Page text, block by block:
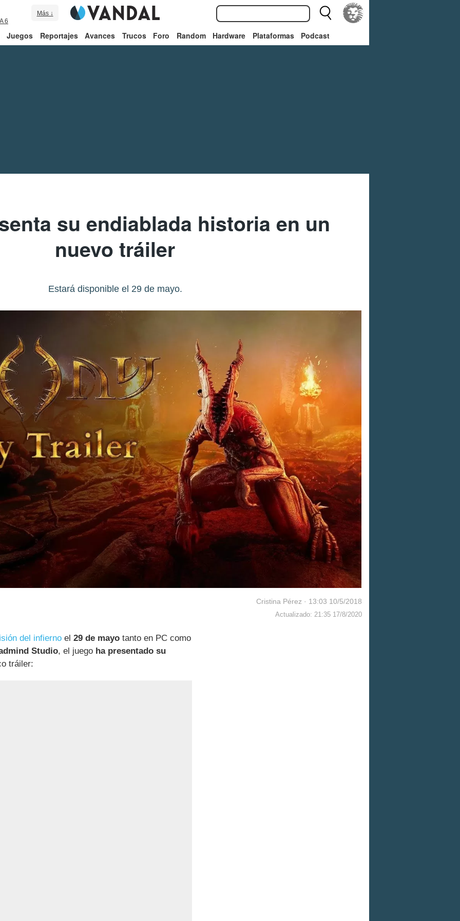
6
Más ↓
Juegos Reportajes Avances Trucos Foro Random Hardware Plataformas Podcast
su endiablada historia en un
nuevo tráiler
Estará disponible el 29 de mayo.
Cristina Pérez · 13:03 10/5/2018
Actualizado: 21:35 17/8/2020
del infierno el 29 de mayo tanto en PC como
Studio, el juego ha presentado su
tráiler: